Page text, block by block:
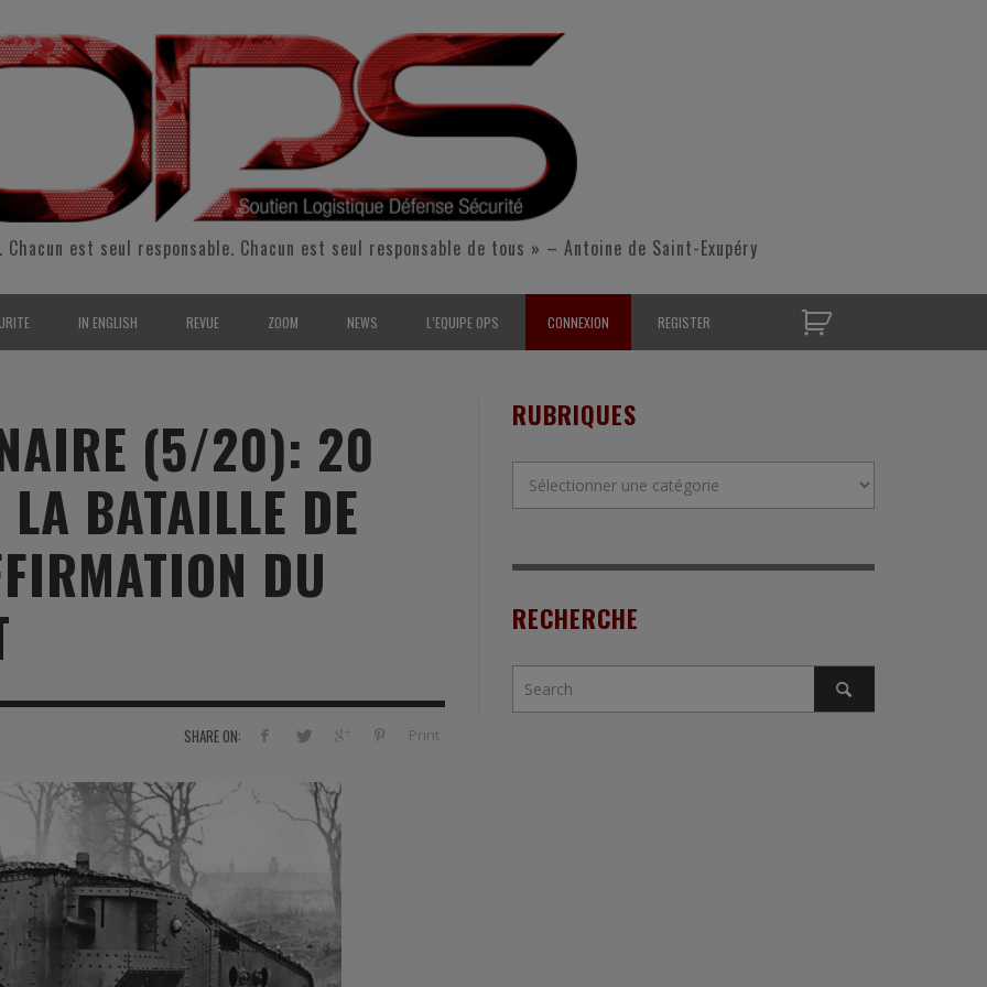
est seul responsable. Chacun est seul responsable de tous » – Antoine de Saint-Exupéry
ENTRAÎNEMENT
PRIVÉE
IN ENGLISH
DEFENSE
SECURITY
TRAINING
SURVIVAL / AUTONOMY / SPORT
REVUE ZOOM
ANALYSE
HISTOIRE
LE COIN DE LA « REDACCHEF »
L’ŒIL DE ROMAIN PETIT
DOCUMENTATION THÉMATIQUE
VIDÉO
PODCAST
EVÈNEMENT
NEWS
2011
2012
2016
2017
L’EQUIPE OPS
POUR NOUS CONTACTER
CONNEXION REGISTER
(5/20): 20
BATAILLE DE
DU
SHARE ON: Print
RUBRIQUES
RECHERCHE